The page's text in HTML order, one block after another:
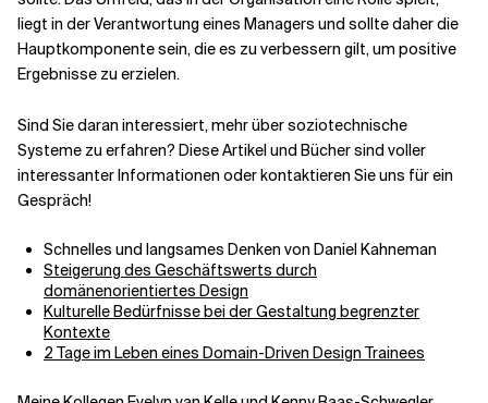
liegt in der Verantwortung eines Managers und sollte daher die
Hauptkomponente sein, die es zu verbessern gilt, um positive
Ergebnisse zu erzielen.
Sind Sie daran interessiert, mehr über soziotechnische
Systeme zu erfahren? Diese Artikel und Bücher sind voller
interessanter Informationen oder kontaktieren Sie uns für ein
Gespräch!
Schnelles und langsames Denken von Daniel Kahneman
Steigerung des Geschäftswerts durch
domänenorientiertes Design
Kulturelle Bedürfnisse bei der Gestaltung begrenzter
Kontexte
2 Tage im Leben eines Domain-Driven Design Trainees